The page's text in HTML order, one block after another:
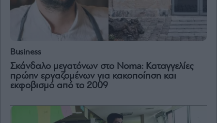
Business
Σκάνδαλο μεγατόνων στο Noma: Καταγγελίες
πρώην εργαζομένων για κακοποίηση και
εκφοβισμό από το 2009